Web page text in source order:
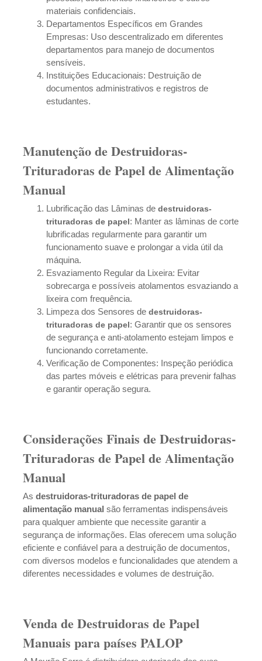
materiais confidenciais.
Departamentos Específicos em Grandes
Empresas: Uso descentralizado em diferentes
departamentos para manejo de documentos
sensíveis.
Instituições Educacionais: Destruição de
documentos administrativos e registros de
estudantes.
Manutenção de Destruidoras-
Trituradoras de Papel de Alimentação
Manual
Lubrificação das Lâminas de destruidoras-
trituradoras de papel: Manter as lâminas de corte
lubrificadas regularmente para garantir um
funcionamento suave e prolongar a vida útil da
máquina.
Esvaziamento Regular da Lixeira: Evitar
sobrecarga e possíveis atolamentos esvaziando a
lixeira com frequência.
Limpeza dos Sensores de destruidoras-
trituradoras de papel: Garantir que os sensores
de segurança e anti-atolamento estejam limpos e
funcionando corretamente.
Verificação de Componentes: Inspeção periódica
das partes móveis e elétricas para prevenir falhas
e garantir operação segura.
Considerações Finais de Destruidoras-
Trituradoras de Papel de Alimentação
Manual
As destruidoras-trituradoras de papel de
alimentação manual são ferramentas indispensáveis
para qualquer ambiente que necessite garantir a
segurança de informações. Elas oferecem uma solução
eficiente e confiável para a destruição de documentos,
com diversos modelos e funcionalidades que atendem a
diferentes necessidades e volumes de destruição.
Venda de Destruidoras de Papel
Manuais para países PALOP